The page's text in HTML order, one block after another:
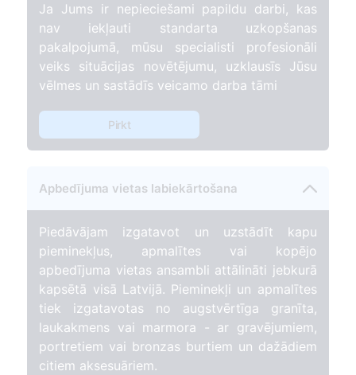
Ja Jums ir nepieciešami papildu darbi, kas
nav iekļauti standarta uzkopšanas
pakalpojumā, mūsu specialisti profesionāli
veiks situācijas novētējumu, uzklausīs Jūsu
vēlmes un sastādīs veicamo darba tāmi
Pirkt
Apbedījuma vietas labiekārtošana
Piedāvājam izgatavot un uzstādīt kapu
pieminekļus, apmalītes vai kopējo
apbedījuma vietas ansambli attālināti jebkurā
kapsētā visā Latvijā. Pieminekļi un apmalītes
tiek izgatavotas no augstvērtīga granīta,
laukakmens vai marmora - ar gravējumiem,
portretiem vai bronzas burtiem un dažādiem
citiem aksesuāriem.